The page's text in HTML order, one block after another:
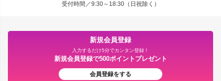
受付時間／9:30～18:30（日祝除く）
新規会員登録
入力するだけ5分でカンタン登録！
新規会員登録で500ポイントプレゼント
会員登録をする